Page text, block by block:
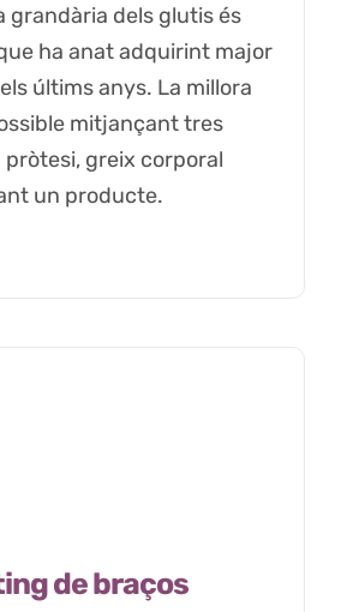
grandària dels glutis és
ha anat adquirint major
últims anys. La millora
mitjançant tres
greix corporal
un producte.
de braços